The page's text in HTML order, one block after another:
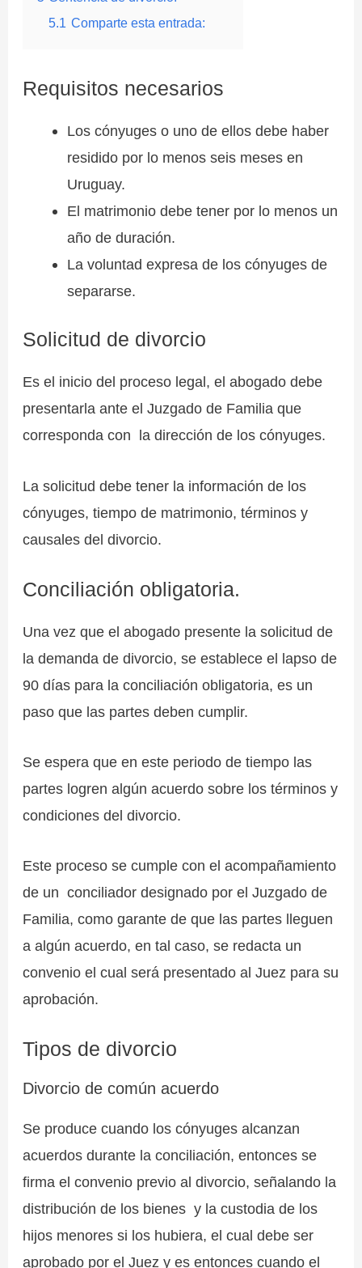
5.1 Comparte esta entrada:
Requisitos necesarios
Los cónyuges o uno de ellos debe haber
residido por lo menos seis meses en
Uruguay.
El matrimonio debe tener por lo menos un
año de duración.
La voluntad expresa de los cónyuges de
separarse.
Solicitud de divorcio
Es el inicio del proceso legal, el abogado debe
presentarla ante el Juzgado de Familia que
corresponda con la dirección de los cónyuges.
La solicitud debe tener la información de los
cónyuges, tiempo de matrimonio, términos y
causales del divorcio.
Conciliación obligatoria.
Una vez que el abogado presente la solicitud de
la demanda de divorcio, se establece el lapso de
90 días para la conciliación obligatoria, es un
paso que las partes deben cumplir.
Se espera que en este periodo de tiempo las
partes logren algún acuerdo sobre los términos y
condiciones del divorcio.
Este proceso se cumple con el acompañamiento
de un conciliador designado por el Juzgado de
Familia, como garante de que las partes lleguen
a algún acuerdo, en tal caso, se redacta un
convenio el cual será presentado al Juez para su
aprobación.
Tipos de divorcio
Divorcio de común acuerdo
Se produce cuando los cónyuges alcanzan
acuerdos durante la conciliación, entonces se
firma el convenio previo al divorcio, señalando la
distribución de los bienes y la custodia de los
hijos menores si los hubiera, el cual debe ser
aprobado por el Juez y es entonces cuando el